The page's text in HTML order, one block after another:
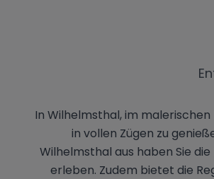
In Wilhelmsthal, im
in vollen Zügen zu
Wilhelmsthal aus haben Sie
erleben. Zudem bietet die